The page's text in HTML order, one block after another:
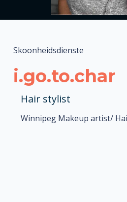
Skoonheidsdienste
i.go.to.char
Hair stylist
Winnipeg Makeup artist/